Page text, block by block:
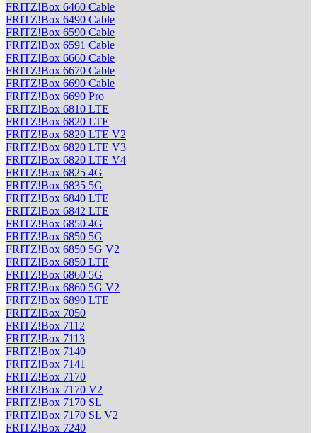
FRITZ!Box 6460 Cable
FRITZ!Box 6490 Cable
FRITZ!Box 6590 Cable
FRITZ!Box 6591 Cable
FRITZ!Box 6660 Cable
FRITZ!Box 6670 Cable
FRITZ!Box 6690 Cable
FRITZ!Box 6690 Pro
FRITZ!Box 6810 LTE
FRITZ!Box 6820 LTE
FRITZ!Box 6820 LTE V2
FRITZ!Box 6820 LTE V3
FRITZ!Box 6820 LTE V4
FRITZ!Box 6825 4G
FRITZ!Box 6835 5G
FRITZ!Box 6840 LTE
FRITZ!Box 6842 LTE
FRITZ!Box 6850 4G
FRITZ!Box 6850 5G
FRITZ!Box 6850 5G V2
FRITZ!Box 6850 LTE
FRITZ!Box 6860 5G
FRITZ!Box 6860 5G V2
FRITZ!Box 6890 LTE
FRITZ!Box 7050
FRITZ!Box 7112
FRITZ!Box 7113
FRITZ!Box 7140
FRITZ!Box 7141
FRITZ!Box 7170
FRITZ!Box 7170 V2
FRITZ!Box 7170 SL
FRITZ!Box 7170 SL V2
FRITZ!Box 7240